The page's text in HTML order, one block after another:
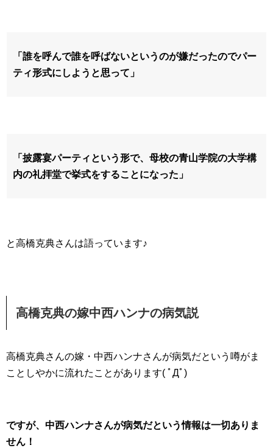
「誰を呼んで誰を呼ばないというのが嫌だったのでパー
ティ形式にしようと思って」
「披露宴パーティという形で、母校の青山学院の大学構
内の礼拝堂で挙式をすることになった」
と高橋克典さんは語っています♪
高橋克典の嫁中西ハンナの病気説
高橋克典さんの嫁・中西ハンナさんが病気だという噂がま
ことしやかに流れたことがあります( ﾟДﾟ)
ですが、中西ハンナさんが病気だという情報は一切ありま
せん！